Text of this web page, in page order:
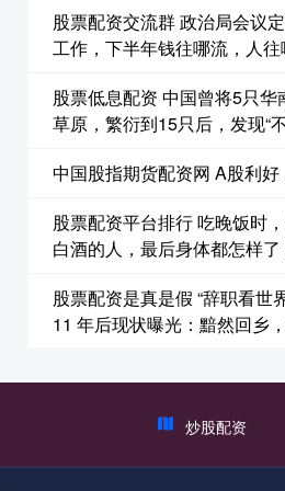
股票配资交流群 政治局会议
工作，下半年钱往哪流，人往
股票低息配资 中国曾将5只华
草原，繁衍到15只后，发现“
中国股指期货配资网 A股利
股票配资平台排行 吃晚饭时
白酒的人，最后身体都怎样
股票配资是真是假 “辞职看世
11 年后现状曝光：黯然回乡
炒股配资